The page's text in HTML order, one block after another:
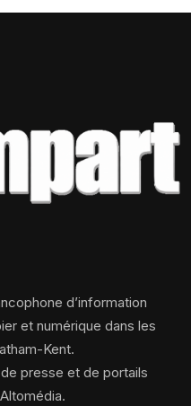
d’information
et numérique dans les
Kent.
presse et de portails